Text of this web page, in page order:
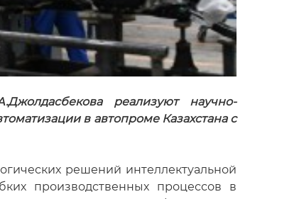
реализуют научно-
в автопроме Казахстана с
решений интеллектуальной
производственных процессов в